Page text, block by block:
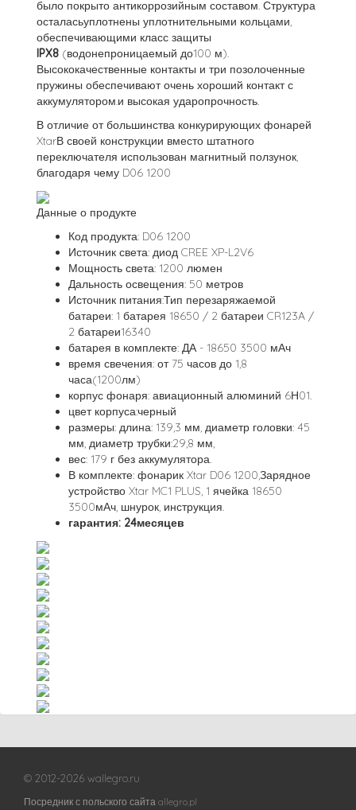
было покрыто антикоррозийным составом. Структура
осталасьуплотнены уплотнительными кольцами,
обеспечивающими класс защиты
IPX8 (водонепроницаемый до100 м).
Высококачественные контакты и три позолоченные
пружины обеспечивают очень хороший контакт с
аккумулятором.и высокая ударопрочность.
В отличие от большинства конкурирующих фонарей
XtarВ своей конструкции вместо штатного
переключателя использован магнитный ползунок,
благодаря чему D06 1200
Данные о продукте
Код продукта: D06 1200
Источник света: диод CREE XP-L2V6
Мощность света: 1200 люмен
Дальность освещения: 50 метров
Источник питания:Тип перезаряжаемой
батареи: 1 батарея 18650 / 2 батареи CR123A /
2 батареи16340
батарея в комплекте: ДА - 18650 3500 мАч
время свечения: от 75 часов до 1,8
часа(1200лм)
корпус фонаря: авиационный алюминий 6Н01.
цвет корпуса:черный
размеры: длина: 139,3 мм, диаметр головки: 45
мм, диаметр трубки:29,8 мм,
вес: 179 г без аккумулятора.
В комплекте: фонарик Xtar D06 1200,Зарядное
устройство Xtar MC1 PLUS, 1 ячейка 18650
3500мАч, шнурок, инструкция.
гарантия: 24месяцев
© 2012-2026 wallegro.ru
Посредник с польского сайта allegro.pl